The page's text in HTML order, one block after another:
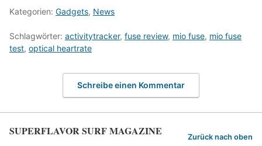
Kategorien: Gadgets, News
Schlagwörter: activitytracker, fuse review, mio fuse, mio fuse
test, optical heartrate
Schreibe einen Kommentar
SUPERFLAVOR SURF MAGAZINE Zurück nach oben